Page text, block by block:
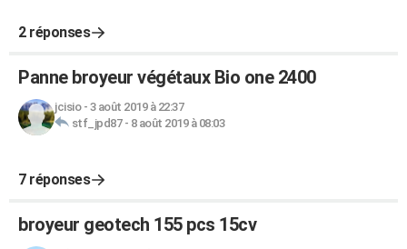
2 réponses
Panne broyeur végétaux Bio one 2400
jcisio- 3 août 2019 à 22:37
stf_jpd87- 8 août 2019 à 08:03
7 réponses
broyeur geotech 155 pcs 15cv